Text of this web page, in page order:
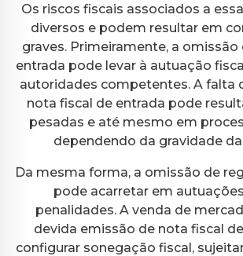
Os riscos fiscais associados a
diversos e podem resultar em
graves. Primeiramente, a
entrada pode levar à autuação
autoridades competentes. A falta
nota fiscal de entrada pode
pesadas e até mesmo em
dependendo da gravidade
Da mesma forma, a omissão de
pode acarretar em
penalidades. A venda de
devida emissão de nota fiscal
configurar sonegação fiscal,